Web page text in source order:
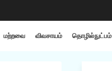
மற்றவை விவசாயம் தொழில்நுட்பம்